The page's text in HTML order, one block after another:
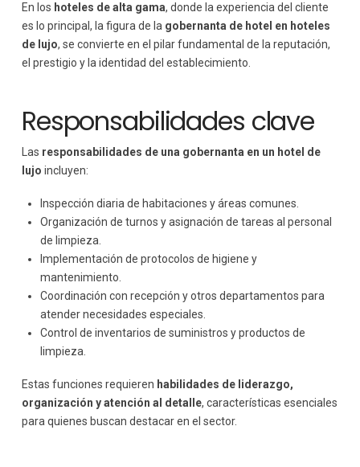
En los hoteles de alta gama, donde la experiencia del cliente
es lo principal, la figura de la gobernanta de hotel en hoteles
de lujo, se convierte en el pilar fundamental de la reputación,
el prestigio y la identidad del establecimiento.
Responsabilidades clave
Las responsabilidades de una gobernanta en un hotel de
lujo incluyen:
Inspección diaria de habitaciones y áreas comunes.
Organización de turnos y asignación de tareas al personal
de limpieza.
Implementación de protocolos de higiene y
mantenimiento.
Coordinación con recepción y otros departamentos para
atender necesidades especiales.
Control de inventarios de suministros y productos de
limpieza.
Estas funciones requieren habilidades de liderazgo,
organización y atención al detalle, características esenciales
para quienes buscan destacar en el sector.